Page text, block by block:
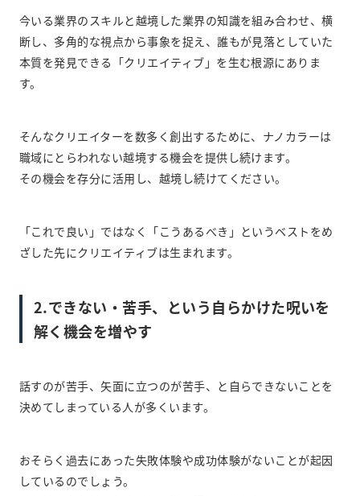
今いる業界のスキルと越境した業界の知識を組み合わせ、横
断し、多角的な視点から事象を捉え、誰もが見落としていた
本質を発見できる「クリエイティブ」を生む根源にありま
す。
そんなクリエイターを数多く創出するために、ナノカラーは
職域にとらわれない越境する機会を提供し続けます。
その機会を存分に活用し、越境し続けてください。
「これで良い」ではなく「こうあるべき」というベストをめ
ざした先にクリエイティブは生まれます。
2.できない・苦手、という自らかけた呪いを
解く機会を増やす
話すのが苦手、矢面に立つのが苦手、と自らできないことを
決めてしまっている人が多くいます。
おそらく過去にあった失敗体験や成功体験がないことが起因
しているのでしょう。